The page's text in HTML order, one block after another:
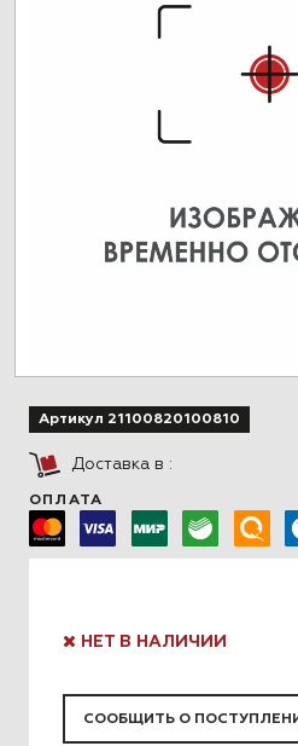
Артикул 21100820100810
Доставка в :
ОПЛАТА
НЕТ В НАЛИЧИИ
СООБЩИТЬ О